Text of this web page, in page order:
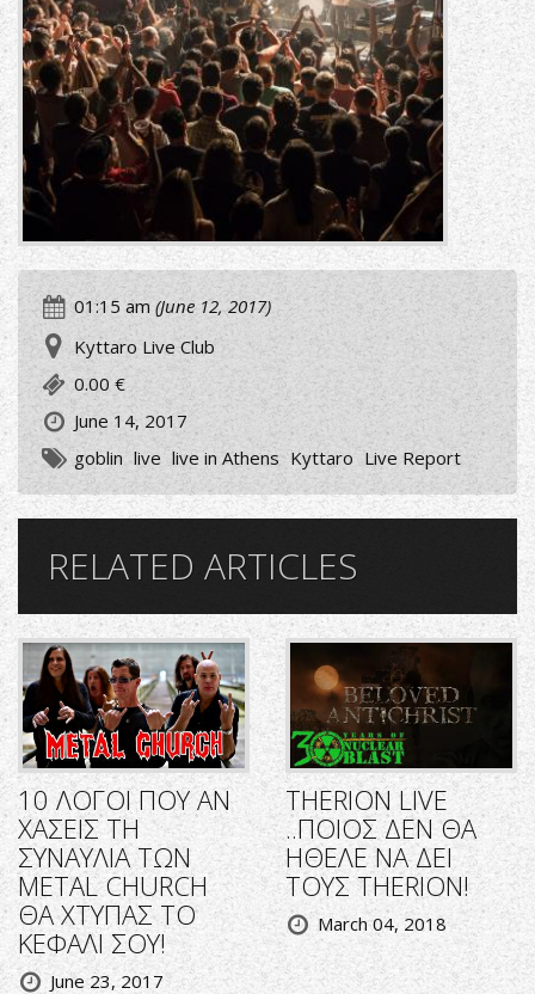
01:15 am (June 12, 2017)
Kyttaro Live Club
0.00 €
June 14, 2017
goblin live live in Athens Kyttaro Live Report
RELATED ARTICLES
10 ΛΟΓΟΙ ΠΟΥ ΑΝ
ΧΑΣΕΙΣ ΤΗ
ΣΥΝΑΥΛΙΑ ΤΩΝ
METAL CHURCH
ΘΑ ΧΤΥΠΑΣ ΤΟ
ΚΕΦΑΛΙ ΣΟΥ!
June 23, 2017
THERION LIVE
..ΠΟΙΟΣ ΔΕΝ ΘΑ
ΗΘΕΛΕ ΝΑ ΔΕΙ
ΤΟΥΣ THERION!
March 04, 2018